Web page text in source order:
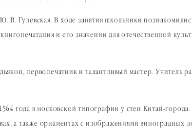
Гулевская. В ходе занятия школьники
и его значении для отечественной
первопечатник и талантливый мастер. Учитель
года в московской типографии у стен Китай-города.
а также орнаментах с изображениями виноградных